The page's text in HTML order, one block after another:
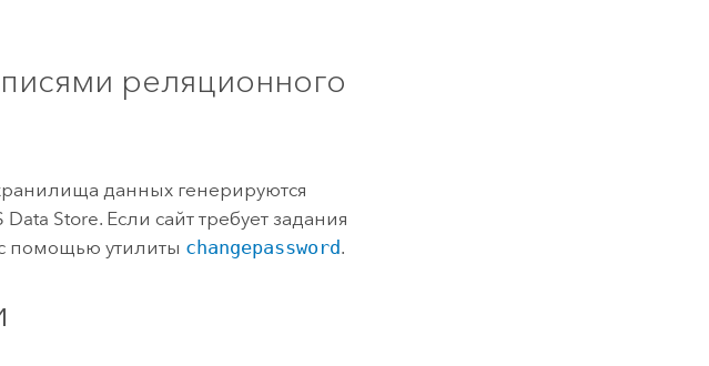
реляционного
данных генерируются
Data Store. Если сайт требует задания
помощью утилиты changepassword.